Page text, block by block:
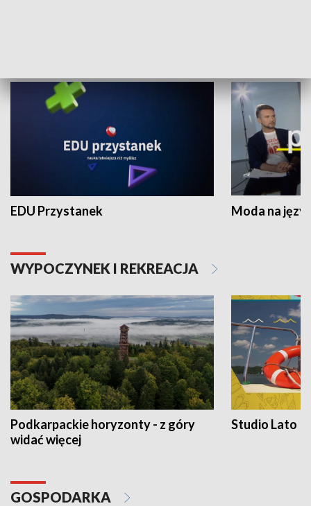
EDU Przystanek Moda na
WYPOCZYNEK I REKREACJA
Podkarpackie horyzonty - z góry
widać więcej
Studio Lato
GOSPODARKA